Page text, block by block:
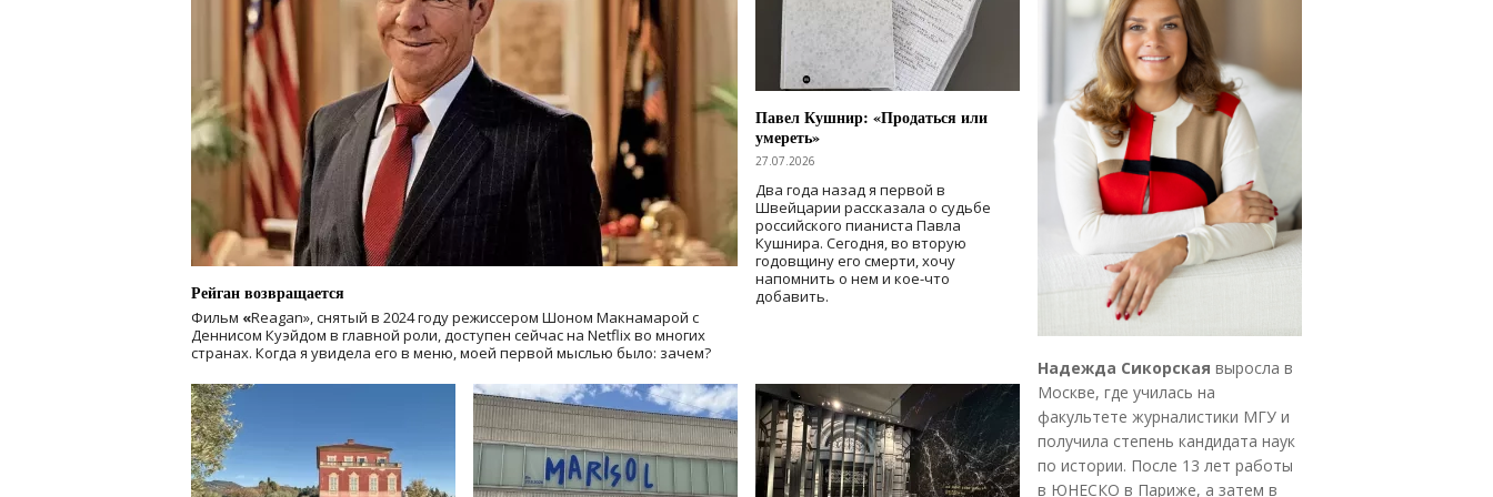
Рейган возвращается
Фильм «Reagan», снятый в 2024 годурежиссером Шоном Макнамарой с
Деннисом Куэйдом в главной роли, доступен сейчас на Netflix во многих
странах. Когда я увидела его в меню, моей первой мыслью было: зачем?
Павел Кушнир: «Продаться или
умереть»
27.07.2026
Два года назад я первой в
Швейцарии рассказала о судьбе
российского пианиста Павла
Кушнира. Сегодня, во вторую
годовщину его смерти, хочу
напомнить о нем и кое-что
добавить.
Надежда Сикорская выросла в
Москве, где училась на
факультете журналистики МГУ и
получила степень кандидата наук
по истории. После 13 лет работы
в ЮНЕСКО в Париже, а затем в